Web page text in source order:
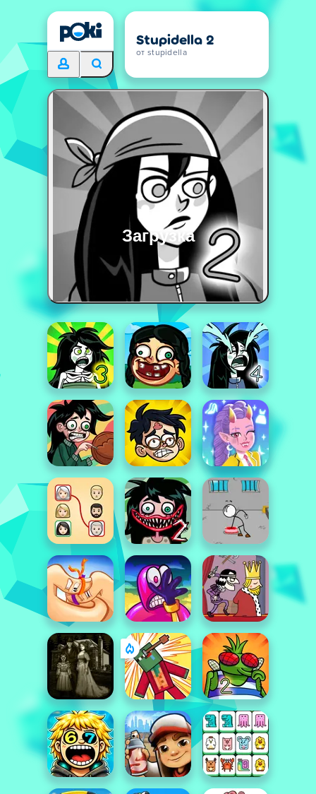
Stupidella 2
от stupidella
Загрузка